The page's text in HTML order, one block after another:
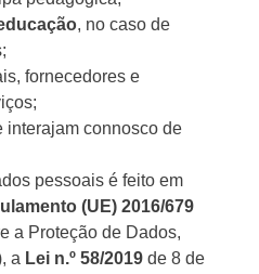
, no caso de
fornecedores e
interajam connosco de
pessoais é feito em
(UE) 2016/679
a Proteção de Dados,
a Lei n.º 58/2019 de 8 de